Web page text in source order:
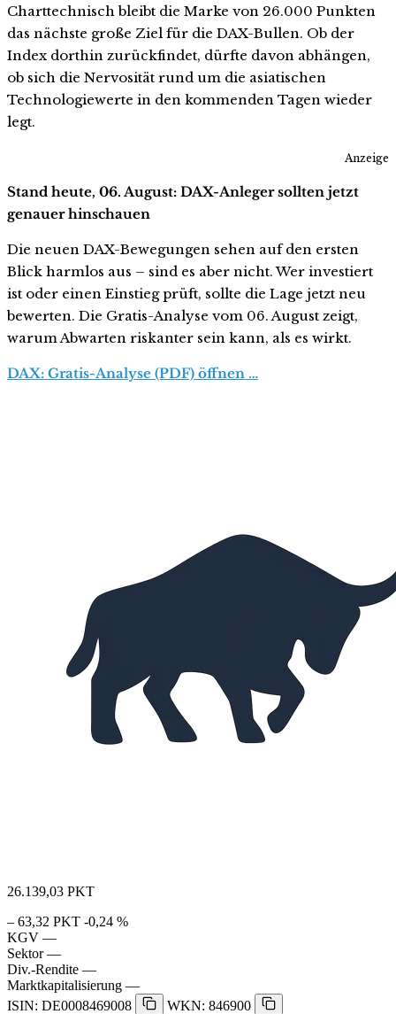
Charttechnisch bleibt die Marke von 26.000 Punkten
das nächste große Ziel für die DAX-Bullen. Ob der
Index dorthin zurückfindet, dürfte davon abhängen,
ob sich die Nervosität rund um die asiatischen
Technologiewerte in den kommenden Tagen wieder
legt.
Anzeige
Stand heute, 06. August: DAX-Anleger sollten jetzt
genauer hinschauen
Die neuen DAX-Bewegungen sehen auf den ersten
Blick harmlos aus – sind es aber nicht. Wer investiert
ist oder einen Einstieg prüft, sollte die Lage jetzt neu
bewerten. Die Gratis-Analyse vom 06. August zeigt,
warum Abwarten riskanter sein kann, als es wirkt.
DAX: Gratis-Analyse (PDF) öffnen …
26.139,03 PKT
– 63,32 PKT -0,24 %
KGV —
Sektor —
Div.-Rendite —
Marktkapitalisierung —
ISIN: DE0008469008
WKN: 846900